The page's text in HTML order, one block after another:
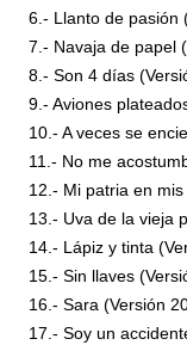
6.- Llanto de pasión
7.- Navaja de papel
8.- Son 4 días
9.- Aviones
10.- A veces se
11.- No me
12.- Mi patria en
13.- Uva de la vieja
14.- Lápiz y tinta
15.- Sin llaves
16.- Sara (Versión
17.- Soy un